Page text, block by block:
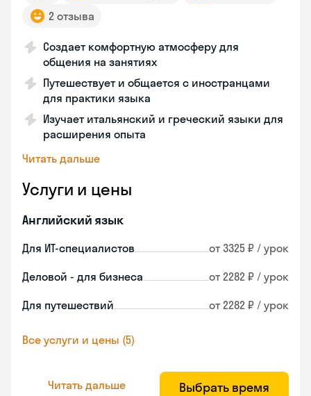
2 отзыва
Создает комфортную атмосферу для
общения на занятиях
Путешествует и общается с иностранцами
для практики языка
Изучает итальянский и греческий языки для
расширения опыта
Читать дальше
Услуги и цены
Английский язык
Для ИТ-специалистов от 3325 ₽ / урок
Деловой - для бизнеса от 2282 ₽ / урок
Для путешествий от 2282 ₽ / урок
Все услуги и цены (5)
Читать дальше Выбрать время